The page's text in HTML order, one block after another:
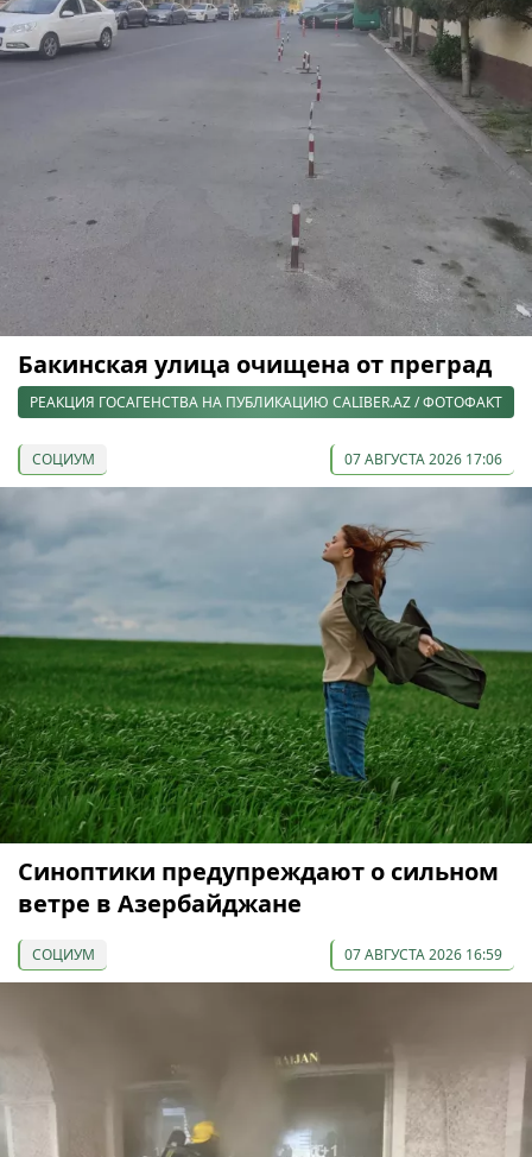
Бакинская улица очищена от преград
РЕАКЦИЯ ГОСАГЕНСТВА НА ПУБЛИКАЦИЮ CALIBER.AZ / ФОТОФАКТ
СОЦИУМ 07 АВГУСТА 2026 17:06
Синоптики предупреждают о сильном
ветре в Азербайджане
СОЦИУМ 07 АВГУСТА 2026 16:59